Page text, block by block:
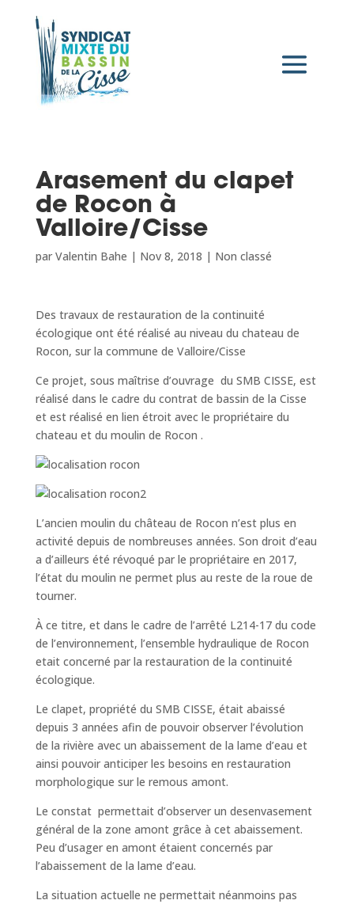
Arasement du clapet
de Rocon à
Valloire/Cisse
par Valentin Bahe | Nov 8, 2018 | Non classé
Des travaux de restauration de la continuité
écologique ont été réalisé au niveau du chateau de
Rocon, sur la commune de Valloire/Cisse
Ce projet, sous maîtrise d’ouvrage du SMB CISSE, est
réalisé dans le cadre du contrat de bassin de la Cisse
et est réalisé en lien étroit avec le propriétaire du
chateau et du moulin de Rocon .
L’ancien moulin du château de Rocon n’est plus en
activité depuis de nombreuses années. Son droit d’eau
a d’ailleurs été révoqué par le propriétaire en 2017,
l’état du moulin ne permet plus au reste de la roue de
tourner.
À ce titre, et dans le cadre de l’arrêté L214-17 du code
de l’environnement, l’ensemble hydraulique de Rocon
etait concerné par la restauration de la continuité
écologique.
Le clapet, propriété du SMB CISSE, était abaissé
depuis 3 années afin de pouvoir observer l’évolution
de la rivière avec un abaissement de la lame d’eau et
ainsi pouvoir anticiper les besoins en restauration
morphologique sur le remous amont.
Le constat permettait d’observer un desenvasement
général de la zone amont grâce à cet abaissement.
Peu d’usager en amont étaient concernés par
l’abaissement de la lame d’eau.
La situation actuelle ne permettait néanmoins pas